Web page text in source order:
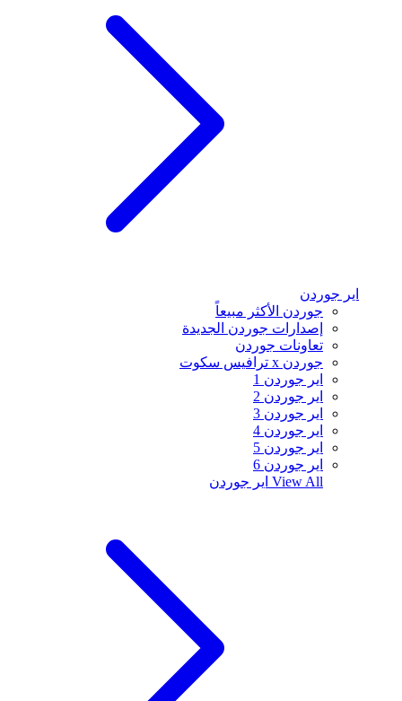
اير جوردن
جوردن الأكثر مبيعاً
إصدارات جوردن الجديدة
تعاونات جوردن
جوردن x ترافيس سكوت
اير جوردن 1
اير جوردن 2
اير جوردن 3
اير جوردن 4
اير جوردن 5
اير جوردن 6
View All اير جوردن